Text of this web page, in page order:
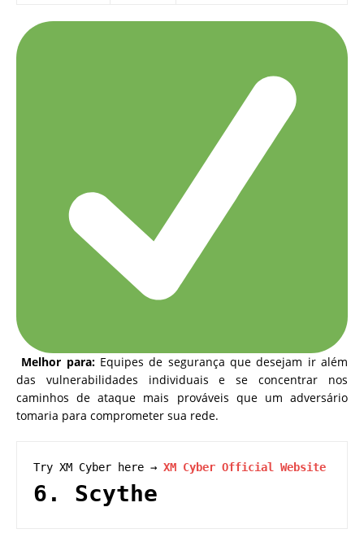
Melhor para: Equipes de segurança que desejam ir além
das vulnerabilidades individuais e se concentrar nos
caminhos de ataque mais prováveis que um adversário
tomaria para comprometer sua rede.
Try XM Cyber here → XM Cyber Official Website
6. Scythe